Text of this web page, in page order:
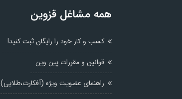
همه مشاغل قزوین
کسب و کار خود را رایگان ثبت کنید!
قوانین و مقررات پین وین
راهنمای عضویت ویژه (آفکارت،طلایی)